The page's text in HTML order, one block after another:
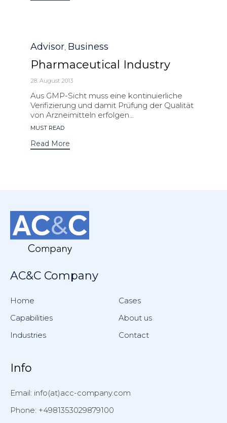
Category
Advisor, Business
Pharmaceutical Industry
28. August 2013
Aus GMP-Sicht muss eine kontinuierliche
Verifizierung und damit Prüfung der Qualität
von Arzneimitteln erfolgen...
Tags
MUST READ
Read More
AC&C Company
Home
Capabilities
Industries
Cases
About us
Contact
Info
Email: info(at)acc-company.com
Phone: +4981353029879100